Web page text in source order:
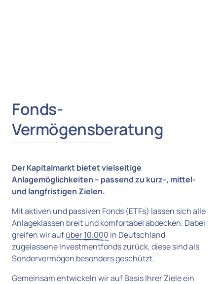
Fonds-
Vermögensberatung
Der Kapitalmarkt bietet vielseitige
Anlagemöglichkeiten – passend zu kurz-, mittel-
und langfristigen Zielen.
Mit aktiven und passiven Fonds (ETFs) lassen sich alle
Anlageklassen breit und komfortabel abdecken. Dabei
greifen wir auf über 10.000 in Deutschland
zugelassene Investmentfonds zurück, diese sind als
Sondervermögen besonders geschützt.
Gemeinsam entwickeln wir auf Basis Ihrer Ziele ein